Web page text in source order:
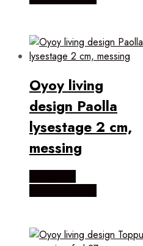
Oyoy living
design Paolla
lysestage 2 cm,
messing